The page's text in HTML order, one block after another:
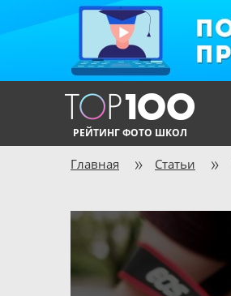
РЕЙТИНГ ФОТО ШКОЛ
Главная Статьи